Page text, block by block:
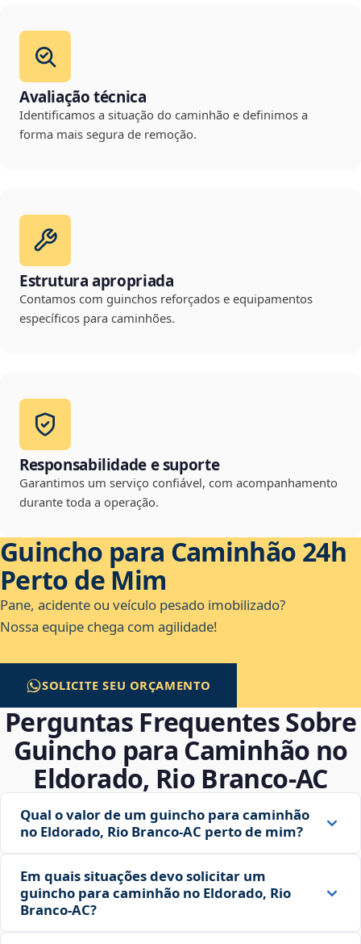
Avaliação técnica
Identificamos a situação do caminhão e definimos a
forma mais segura de remoção.
Estrutura apropriada
Contamos com guinchos reforçados e equipamentos
específicos para caminhões.
Responsabilidade e suporte
Garantimos um serviço confiável, com acompanhamento
durante toda a operação.
Guincho para Caminhão 24h
Perto de Mim
Pane, acidente ou veículo pesado imobilizado?
Nossa equipe chega com agilidade!
SOLICITE SEU ORÇAMENTO
Perguntas Frequentes Sobre
Guincho para Caminhão no
Eldorado, Rio Branco‑AC
Qual o valor de um guincho para caminhão
no Eldorado, Rio Branco‑AC perto de mim?
Em quais situações devo solicitar um
guincho para caminhão no Eldorado, Rio
Branco‑AC?